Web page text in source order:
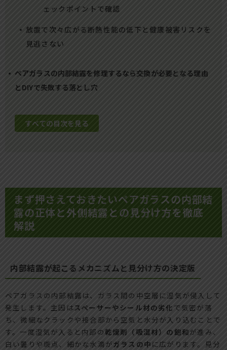
ェックポイントで確認
放置で次々広がる断熱性能の低下と健康被害リスクを
見逃さない
ペアガラスの内部結露を修理するなら交換が必要となる理由
とDIYで失敗する落とし穴
すべての目次を見る
まず押さえておきたいペアガラスの内部結
露の正体と外側結露との見分け方を徹底
解説
内部結露が起こるメカニズムと見分け方の決定版
ペアガラスの内部結露は、ガラス間の中空層に湿気が侵入して
発生します。主因はスペーサーやシール材の劣化 で気密が落
ち、微細なクラックや接合部から空気と水分が入り込むことで
す。一度湿気が入ると内部の乾燥剤（吸湿材）の飽和が進み、
白い曇りや斑点、細かな水滴がガラスの中 に広がります。見分